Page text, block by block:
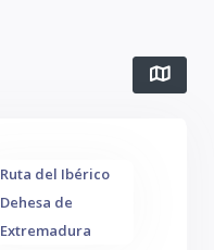
Ruta del Ibérico
Dehesa de
Extremadura